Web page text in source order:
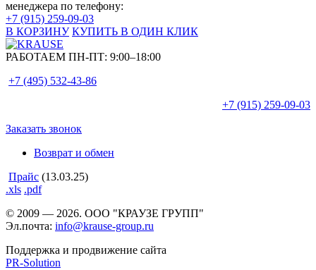
менеджера по телефону:
+7 (915) 259-09-03
В КОРЗИНУ КУПИТЬ В ОДИН КЛИК
РАБОТАЕМ ПН-ПТ: 9:00–18:00
+7 (495) 532-43-86
+7 (915) 259-09-03
Заказать звонок
Возврат и обмен
Прайс (13.03.25)
.xls .pdf
© 2009 — 2026. ООО "КРАУЗЕ ГРУПП"
Эл.почта: info@krause-group.ru
Поддержка и продвижение сайта
PR-Solution